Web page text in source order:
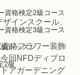
資格検定2級コース
資格検定3級コース
レッスン
2級
インスクール、
格フラワー装飾
回NFDディプロ
アガーデニング